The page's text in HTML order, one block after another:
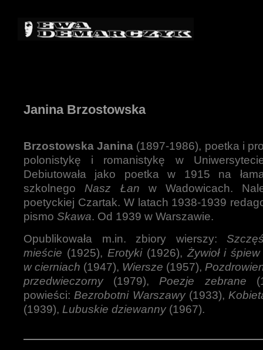
Janina Brzostowska
Brzostowska Janina (1897-1986), poetka i
polonistykę i romanistykę w
Debiutowała jako poetka w 1915 na
szkolnego Nasz Łan w Wadowicach.
poetyckiej Czartak. W latach 1938-1939
pismo Skawa. Od 1939 w Warszawie.
Opublikowała m.in. zbiory wierszy:
mieście (1925), Erotyki(1926), Żywioł i śpiew
w cierniach (1947), Wiersze (1957),
przedwieczorny (1979), Poezje zebrane
powieści: Bezrobotni Warszawy(1933),
(1939), Lubuskie dziewanny (1967).